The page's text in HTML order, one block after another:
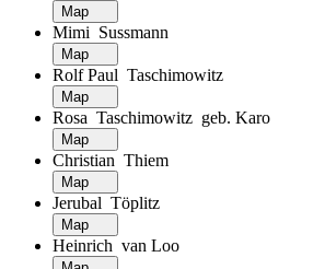
Mimi Sussmann
Rolf Paul Taschimowitz
Rosa Taschimowitz geb. Karo
Christian Thiem
Jerubal Töplitz
Heinrich van Loo